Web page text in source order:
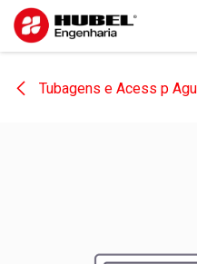
Pular para o conteúdo
Tubagens e Acess p